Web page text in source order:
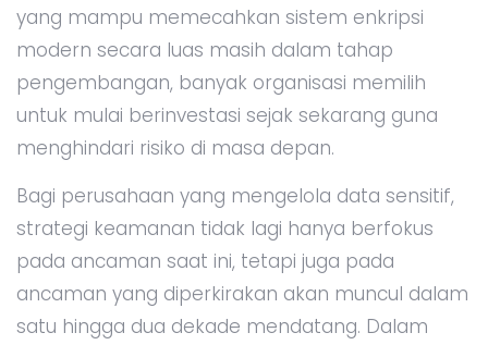
yang mampu memecahkan sistem enkripsi
modern secara luas masih dalam tahap
pengembangan, banyak organisasi memilih
untuk mulai berinvestasi sejak sekarang guna
menghindari risiko di masa depan.
Bagi perusahaan yang mengelola data sensitif,
strategi keamanan tidak lagi hanya berfokus
pada ancaman saat ini, tetapi juga pada
ancaman yang diperkirakan akan muncul dalam
satu hingga dua dekade mendatang. Dalam